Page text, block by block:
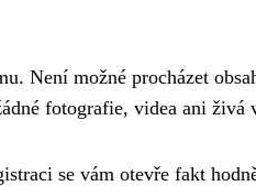
Není možné procházet
fotografie, videa ani živá
se vám otevře fakt